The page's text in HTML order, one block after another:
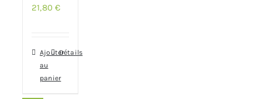
21,80€
Ajouter
au
panier
Détails